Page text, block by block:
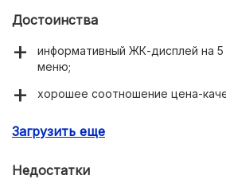
Достоинства
информативный ЖК-дисплей на
меню;
хорошее соотношение цена-
полный набор интерфейсов
Загрузить еще
Недостатки